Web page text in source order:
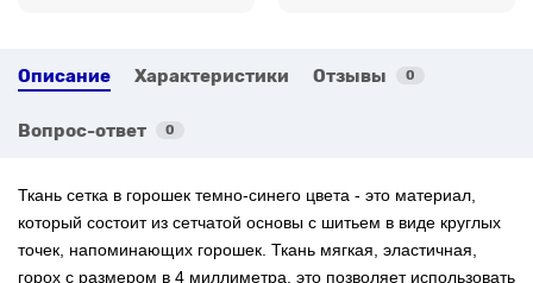
Описание Характеристики Отзывы 0
Вопрос-ответ 0
Ткань сетка в горошек темно-синего цвета - это материал,
который состоит из сетчатой основы с шитьем в виде круглых
точек, напоминающих горошек. Ткань мягкая, эластичная,
горох с размером в 4 миллиметра, это позволяет использовать